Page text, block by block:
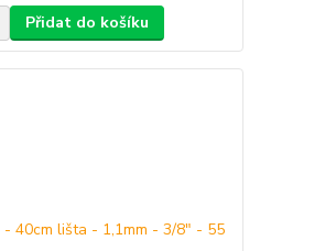
Přidat do košíku